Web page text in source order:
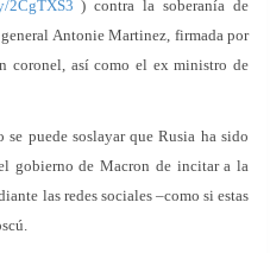
2CgTXS3 ) contra la soberanía de
Antonie Martinez, firmada por
coronel, así como el ex ministro de
se puede soslayar que Rusia ha sido
gobierno de Macron de incitar a la
las redes sociales –como si estas